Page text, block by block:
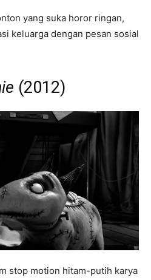
yang suka horor ringan,
keluarga dengan pesan sosial
(2012)
stop motion hitam-putih karya